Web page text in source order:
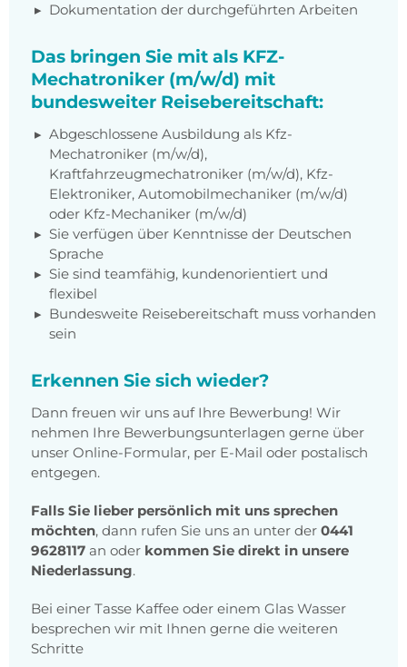
Dokumentation der durchgeführten Arbeiten
Das bringen Sie mit als KFZ-
Mechatroniker (m/w/d) mit
bundesweiter Reisebereitschaft:
Abgeschlossene Ausbildung als Kfz-
Mechatroniker (m/w/d),
Kraftfahrzeugmechatroniker (m/w/d), Kfz-
Elektroniker, Automobilmechaniker (m/w/d)
oder Kfz-Mechaniker (m/w/d)
Sie verfügen über Kenntnisse der Deutschen
Sprache
Sie sind teamfähig, kundenorientiert und
flexibel
Bundesweite Reisebereitschaft muss vorhanden
sein
Erkennen Sie sich wieder?
Dann freuen wir uns auf Ihre Bewerbung! Wir
nehmen Ihre Bewerbungsunterlagen gerne über
unser Online-Formular, per E-Mail oder postalisch
entgegen.
Falls Sie lieber persönlich mit uns sprechen
möchten, dann rufen Sie uns an unter der 0441
9628117 an oder kommen Sie direkt in unsere
Niederlassung.
Bei einer Tasse Kaffee oder einem Glas Wasser
besprechen wir mit Ihnen gerne die weiteren
Schritte